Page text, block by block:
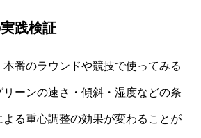
践検証
番のラウンドや競技で使ってみる
ーンの速さ・傾斜・湿度などの条
る重心調整の効果が変わることが